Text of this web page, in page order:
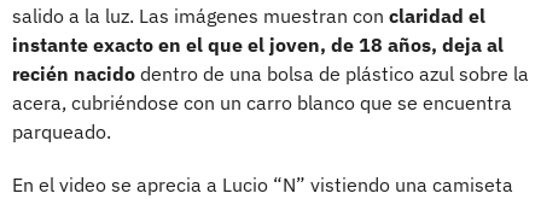
salido a la luz. Las imágenes muestran con claridad el
instante exacto en el que el joven, de 18 años, deja al
recién nacido dentro de una bolsa de plástico azul sobre la
acera, cubriéndose con un carro blanco que se encuentra
parqueado.
En el video se aprecia a Lucio “N” vistiendo una camiseta